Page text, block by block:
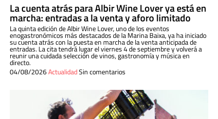
La cuenta atrás para Albir Wine Lover ya está en
marcha: entradas a la venta y aforo limitado
La quinta edición de Albir Wine Lover, uno de los eventos
enogastronómicos más destacados de la Marina Baixa, ya ha iniciado
su cuenta atrás con la puesta en marcha de la venta anticipada de
entradas. La cita tendrá lugar el viernes 4 de septiembre y volverá a
reunir una cuidada selección de vinos, gastronomía y música en
directo.
04/08/2026ActualidadSin comentarios